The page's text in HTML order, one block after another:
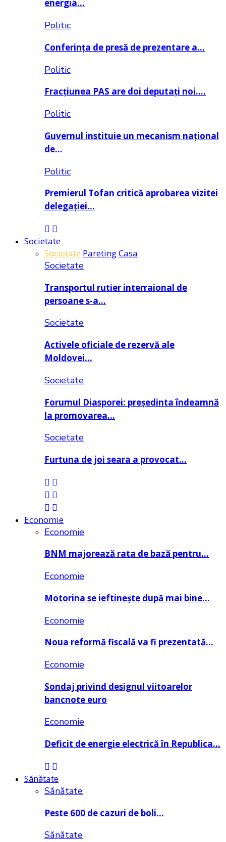
energia…
Politic
Conferința de presă de prezentare a…
Politic
Fracțiunea PAS are doi deputați noi….
Politic
Guvernul instituie un mecanism național
de…
Politic
Premierul Tofan critică aprobarea vizitei
delegației…
Societate
Societate ParetingCasa
Societate
Transportul rutier interraional de
persoane s-a…
Societate
Activele oficiale de rezervă ale
Moldovei…
Societate
Forumul Diasporei: președinta îndeamnă
la promovarea…
Societate
Furtuna de joi seara a provocat…
Economie
Economie
BNM majorează rata de bază pentru…
Economie
Motorina se ieftinește după mai bine…
Economie
Noua reformă fiscală va fi prezentată…
Economie
Sondaj privind designul viitoarelor
bancnote euro
Economie
Deficit de energie electrică în Republica…
Sănătate
Sănătate
Peste 600 de cazuri de boli…
Sănătate